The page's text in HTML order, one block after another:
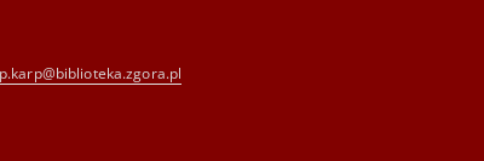
p.karp@biblioteka.zgora.pl